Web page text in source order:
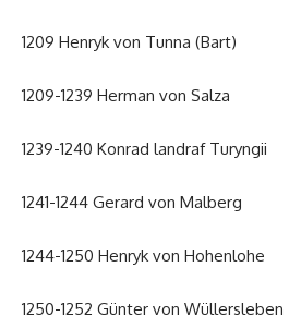
1209 Henryk von Tunna (Bart)
1209-1239 Herman von Salza
1239-1240 Konrad landraf Turyngii
1241-1244 Gerard von Malberg
1244-1250 Henryk von Hohenlohe
1250-1252 Günter von Wüllersleben